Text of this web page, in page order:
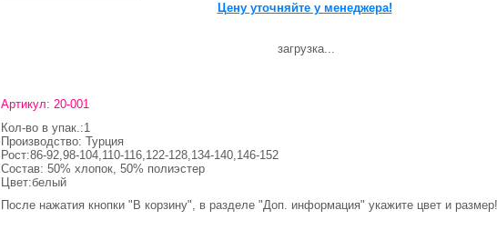
Цену уточняйте у менеджера!
загрузка...
Артикул: 20-001
Кол-во в упак.:1
Производство: Турция
Рост:86-92,98-104,110-116,122-128,134-140,146-152
Состав: 50% хлопок, 50% полиэстер
Цвет:белый
После нажатия кнопки "В корзину", в разделе "Доп. информация" укажите цвет и размер!